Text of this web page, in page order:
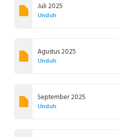
Juli 2025
Unduh
Agustus 2025
Unduh
September 2025
Unduh